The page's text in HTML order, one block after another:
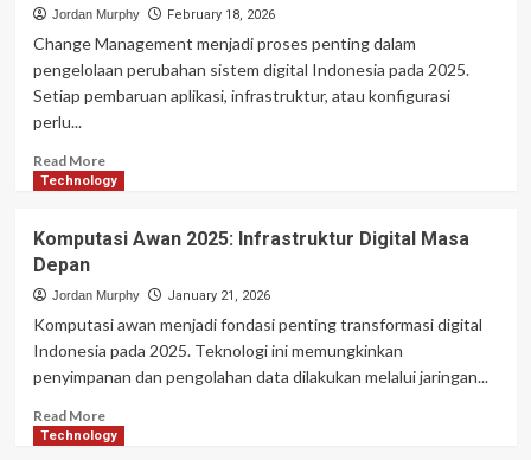
Indonesia
Semakin
Berkembang
Jordan Murphy February 18, 2026
Change Management menjadi proses penting dalam
pengelolaan perubahan sistem digital Indonesia pada 2025.
Setiap pembaruan aplikasi, infrastruktur, atau konfigurasi
perlu...
Read MoreRead
more
Management
Strategi
Perubahan
Digital
Technology
Komputasi Awan 2025: Infrastruktur Digital Masa
Depan
Jordan Murphy January 21, 2026
Komputasi awan menjadi fondasi penting transformasi digital
Indonesia pada 2025. Teknologi ini memungkinkan
penyimpanan dan pengolahan data dilakukan melalui jaringan...
Read MoreRead
more
Technology